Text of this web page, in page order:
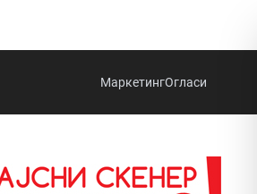
МаркетингОгласи